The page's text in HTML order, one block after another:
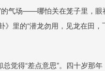
气场——哪怕关在笼子里，眼
》里的“潜龙勿用，见龙在田
觉得“差点意思”。四十岁那